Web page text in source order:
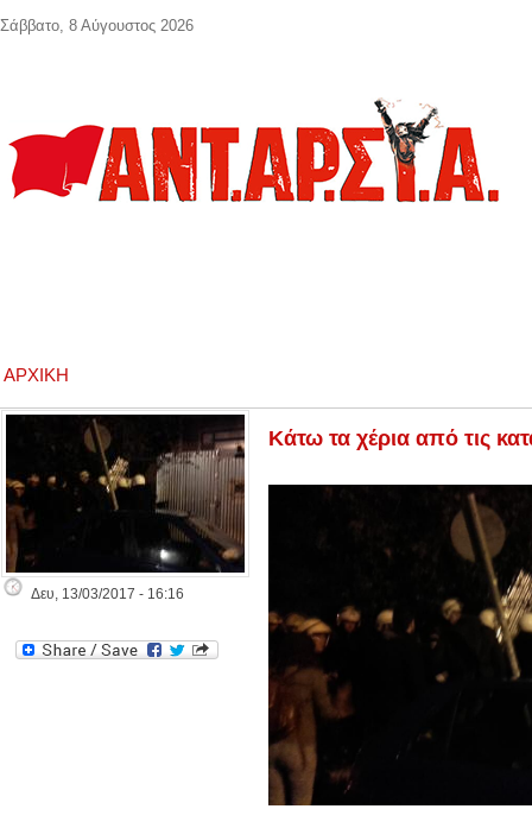
ΑΡΧΙΚΉ
Δευ, 13/03/2017 - 16:16
Κάτω τα χέρια από τις
Σάββατο, 8 Αύγουστος 2026